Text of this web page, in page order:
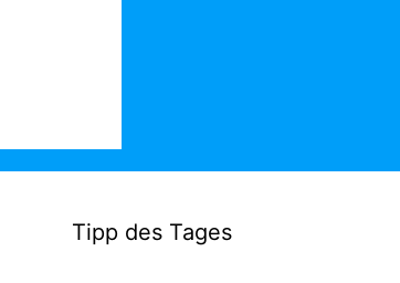
Tipp des Tages